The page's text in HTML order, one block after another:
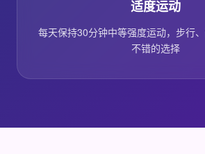
适度运动
每天保持30分钟中等强度运动，步行
不错的选择